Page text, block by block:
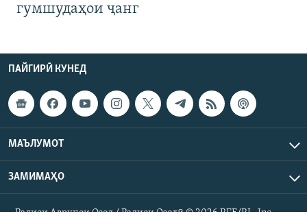
гумшудаҳои ҷанг
ПАЙГИРӢ КУНЕД
МАЪЛУМОТ
ЗАМИМАҲО
Радиои Аврупои Озод / Радиои Озодӣ © 2026 RFE/RL. Inc.